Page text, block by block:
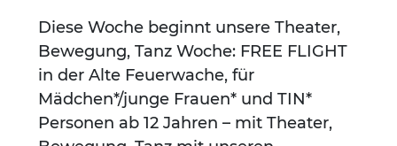
Diese Woche beginnt unsere Theater,
Bewegung, Tanz Woche: FREE FLIGHT
in der Alte Feuerwache, für
Mädchen*/junge Frauen* und TIN*
Personen ab 12 Jahren – mit Theater,